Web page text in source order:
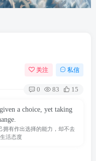
关注 私信
0 83 15
a choice, yet taking
拥有作出选择的能力，却不去
活态度